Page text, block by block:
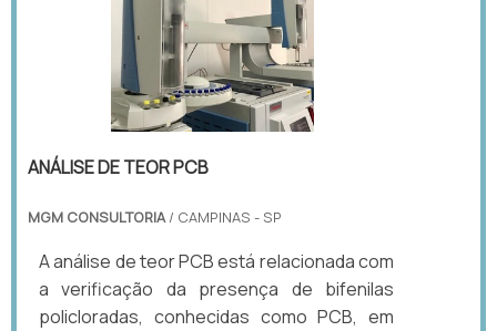
ANÁLISE DE TEOR PCB
MGM CONSULTORIA/ CAMPINAS - SP
A análise de teor PCB está relacionada com
a verificação da presença de bifenilas
policloradas, conhecidas como PCB, em